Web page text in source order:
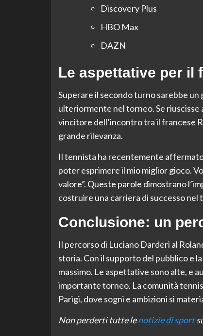
Discovery Plus
HBO Max
DAZN
Le aspettative per il
Superare il secondo turno sarebbe
ulteriormente nel torneo. Se
vincitore dell’incontro tra il francese
grande rilevanza.
Il tennista ha recentemente
poter esprimere il mio miglior gioco.
valore”. Queste parole dimostrano
costruire una carriera di successo nel
Conclusione: un
Il percorso di Luciano Darderi al
storia. Con il supporto del pubblico e
massimo. Le aspettative sono alte, e
importante torneo. La comunità
Parigi, dove sogni e ambizioni si
Non perderti tutte lenotizie di sport